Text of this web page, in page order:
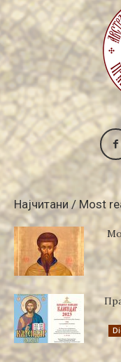
Најчитани / Most